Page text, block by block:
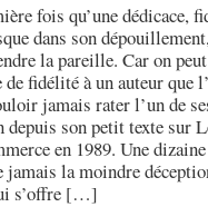
fois qu’une dédicace,
dans son
la pareille. Car on
fidélité à un auteur que
jamais rater l’un de
depuis son petit texte sur
en 1989. Une
la moindre
s’offre […]